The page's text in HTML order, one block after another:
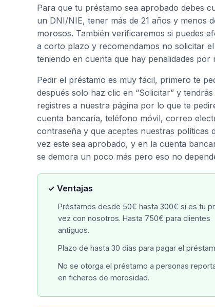
Para que tu préstamo sea aprobado debes
un DNI/NIE, tener más de 21 años y menos
morosos. También verificaremos si puedes
a corto plazo y recomendamos no solicitar
teniendo en cuenta que hay penalidades por
Pedir el préstamo es muy fácil, primero te
después solo haz clic en “Solicitar” y
registres a nuestra página por lo que te
cuenta bancaria, teléfono móvil, correo
contraseña y que aceptes nuestras políticas
vez este sea aprobado, y en la cuenta
se demora un poco más pero eso no
✓ Ventajas
Préstamos desde 50€ hasta 300€ si es tu
vez con nosotros. Hasta 750€ para clientes
antiguos.
Plazo de hasta 30 días para pagar el
No se otorga el préstamo a personas
en ficheros de morosidad.